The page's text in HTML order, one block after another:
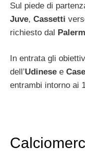
Sul piede di
Juve, Cassetti
richiesto dal
In entrata gli
dell’Udinese e
entrambi intorno ai